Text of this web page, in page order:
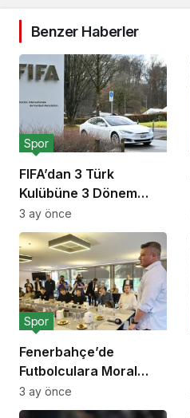
Benzer Haberler
FIFA’dan 3 Türk
Kulübüne 3 Dönem
Transfer Yasağı!
Spor
3 ay önce
Fenerbahçe’de
Futbolculara Moral
Yemeği!
Spor
3 ay önce